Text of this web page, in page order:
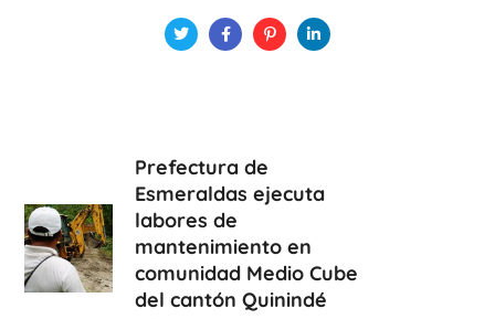
Prefectura de
Esmeraldas ejecuta
labores de
mantenimiento en
comunidad Medio Cube
del cantón Quinindé